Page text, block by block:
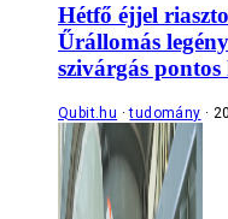
Hétfő éjjel
Űrállomás
szivárgás pontos
Qubit.hu tudomány